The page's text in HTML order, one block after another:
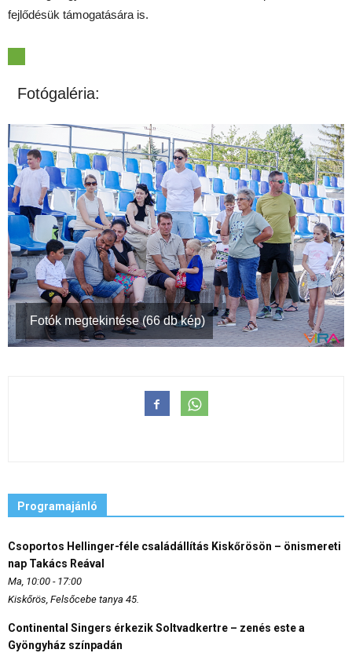
fejlődésük támogatására is.
Fotógaléria:
Fotók megtekintése (66 db kép)
Programajánló
Csoportos Hellinger-féle családállítás Kiskőrösön – önismereti
nap Takács Reával
Ma, 10:00 - 17:00
Kiskőrös, Felsőcebe tanya 45.
Continental Singers érkezik Soltvadkertre – zenés este a
Gyöngyház színpadán